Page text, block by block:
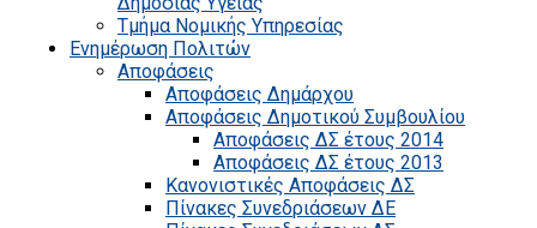
Τμήμα Νομικής Υπηρεσίας
Ενημέρωση Πολιτών
Αποφάσεις
Αποφάσεις Δημάρχου
Αποφάσεις Δημοτικού Συμβουλίου
Αποφάσεις ΔΣ έτους 2014
Αποφάσεις ΔΣ έτους 2013
Κανονιστικές Αποφάσεις ΔΣ
Πίνακες Συνεδριάσεων ΔΕ